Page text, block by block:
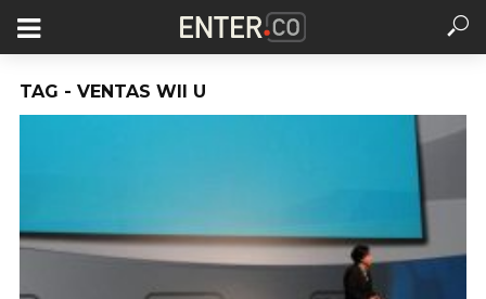
TAG - VENTAS WII U